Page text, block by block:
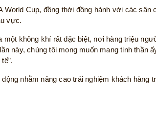
Cup, đồng thời đồng hành với các
vực.
không khí rất đặc biệt, nơi hàng triệu
này, chúng tôi mong muốn mang tinh thần
nhằm nâng cao trải nghiệm khách